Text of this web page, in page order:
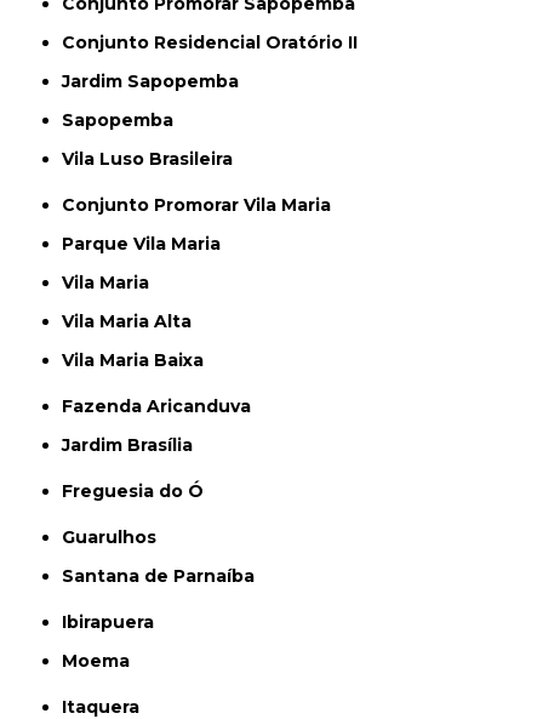
Conjunto Residencial Oratório II
Jardim Sapopemba
Sapopemba
Vila Luso Brasileira
Conjunto Promorar Vila Maria
Parque Vila Maria
Vila Maria
Vila Maria Alta
Vila Maria Baixa
Fazenda Aricanduva
Jardim Brasília
Freguesia do Ó
Guarulhos
Santana de Parnaíba
Ibirapuera
Moema
Itaquera